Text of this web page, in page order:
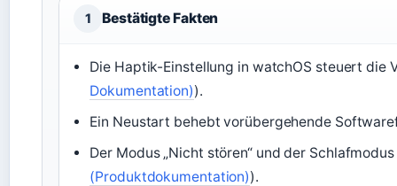
1 Bestätigte Fakten
Die Haptik-Einstellung in watchOS steuert die
Dokumentation)).
Ein Neustart behebt vorübergehende
Der Modus „Nicht stören“ und der
(Produktdokumentation)).